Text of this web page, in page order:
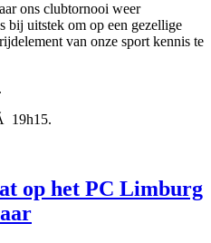
ons clubtornooi weer
bij uitstek om op een gezellige
van onze sport kennis te
19h15.
op het PC Limburg